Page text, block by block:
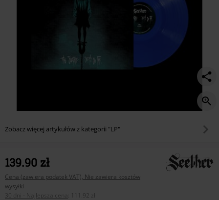
Zobacz więcej artykułów z kategorii "LP"
139.90 zł
Cena (zawiera podatek VAT), Nie zawiera kosztów
wysyłki
30 dni - Najlepsza cena
111.92 zł